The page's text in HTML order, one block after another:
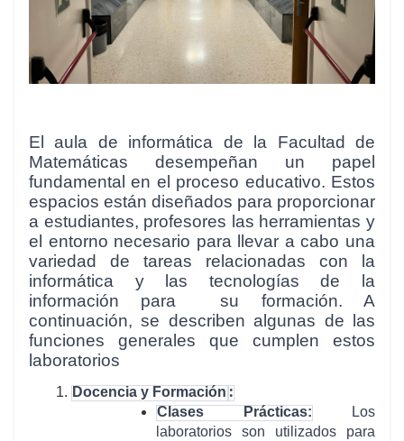
El aula de informática de la Facultad de
Matemáticas desempeñan un papel
fundamental en el proceso educativo. Estos
espacios están diseñados para proporcionar
a estudiantes, profesores las herramientas y
el entorno necesario para llevar a cabo una
variedad de tareas relacionadas con la
informática y las tecnologías de la
información para su formación. A
continuación, se describen algunas de las
funciones generales que cumplen estos
laboratorios
Docencia y Formación :
Clases Prácticas:
Los
laboratorios son utilizados para